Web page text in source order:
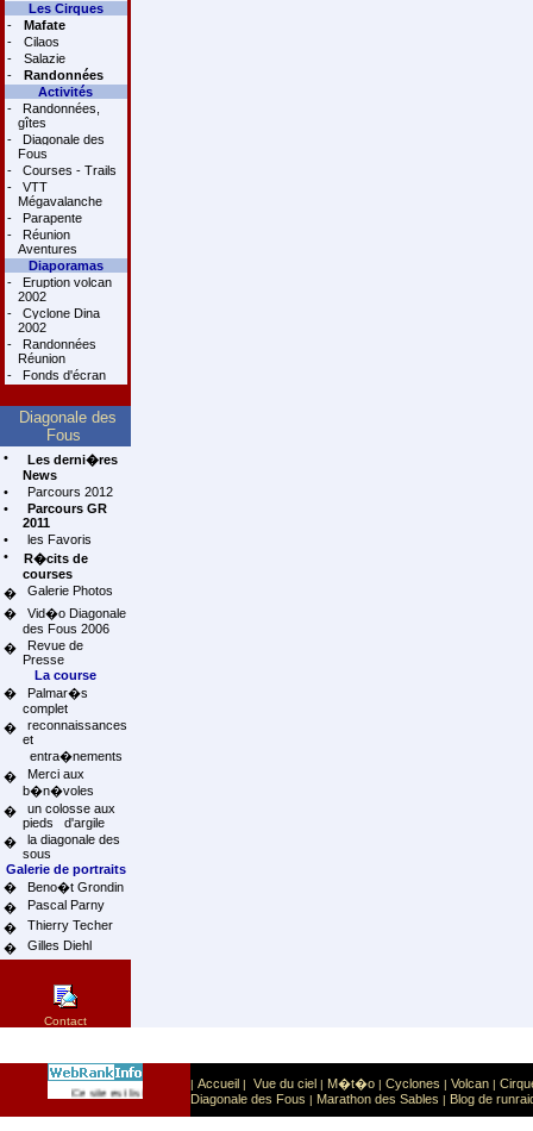
Les Cirques
-
Mafate
-
Cilaos
-
Salazie
-
Randonnées
Activités
-
Randonnées,
gîtes
-
Diagonale des
Fous
-
Courses - Trails
-
VTT
Mégavalanche
-
Parapente
-
Réunion
Aventures
Diaporamas
-
Eruption volcan
2002
-
Cyclone Dina
2002
-
Randonnées
Réunion
-
Fonds d'écran
Diagonale des
Fous
•
Les derni�res
News
•
Parcours 2012
•
Parcours GR
2011
•
les Favoris
•
R�cits de
courses
�
Galerie Photos
�
Vid�o Diagonale
des Fous 2006
�
Revue de
Presse
La course
�
Palmar�s
complet
�
reconnaissances
et
entra�nements
�
Merci aux
b�n�voles
�
un colosse aux
pieds d'argile
�
la diagonale des
sous
Galerie de portraits
�
Beno�t Grondin
�
Pascal Parny
�
Thierry Techer
�
Gilles Diehl
Contact
Ce site est list� dans la cat�gorie Sport: Sports extr�mes
| Accueil | Vue du ciel | M�t�o | Cyclones | Volcan |
Diagonale des Fous | Marathon des Sables | Blog de